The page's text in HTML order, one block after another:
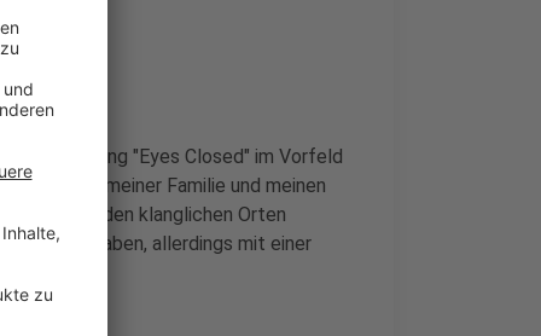
neuen Song "Eyes Closed" im Vorfeld
Zeit mit meiner Familie und meinen
zu den klanglichen Orten
bereitet haben, allerdings mit einer